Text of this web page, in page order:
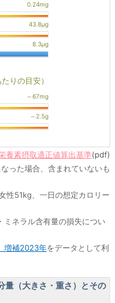
たりの目安）
養素摂取適正値算出基準(pdf)
った場合、含まれていないも
性51kg、一日の想定カロリー
ミネラル含有量の損失につい
増補2023年をデータとして利
量（大きさ・重さ）とその